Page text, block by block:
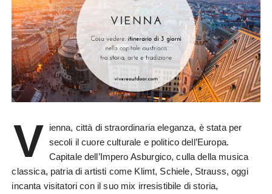
V ienna, città di straordinaria eleganza, è stata per
secoli il cuore culturale e politico dell’Europa.
Capitale dell’Impero Asburgico, culla della musica
classica, patria di artisti come Klimt, Schiele, Strauss, oggi
incanta visitatori con il suo mix irresistibile di storia,